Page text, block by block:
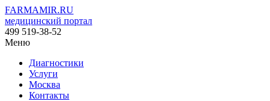
FARMAMIR.RU
медицинский портал
499 519-38-52
Меню
Диагностики
Услуги
Москва
Контакты